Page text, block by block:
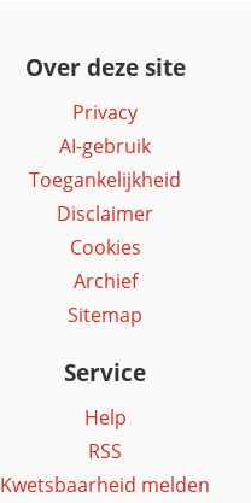
Over deze site
Privacy
AI-gebruik
Toegankelijkheid
Disclaimer
Cookies
Archief
Sitemap
Service
Help
RSS
Kwetsbaarheid melden